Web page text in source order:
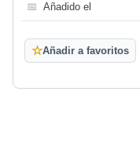
📅 Añadido el
☆Añadir a favoritos